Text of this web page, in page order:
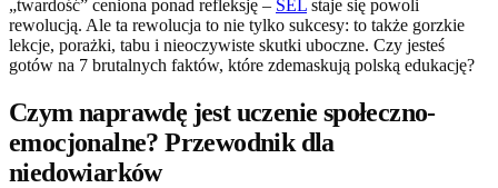
„twardość” ceniona ponad refleksję – SEL staje się powoli
rewolucją. Ale ta rewolucja to nie tylko sukcesy: to także gorzkie
lekcje, porażki, tabu i nieoczywiste skutki uboczne. Czy jesteś
gotów na 7 brutalnych faktów, które zdemaskują polską edukację?
Czym naprawdę jest uczenie społeczno-
emocjonalne? Przewodnik dla
niedowiarków